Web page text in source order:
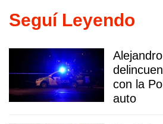
Seguí Leyendo
con la
auto